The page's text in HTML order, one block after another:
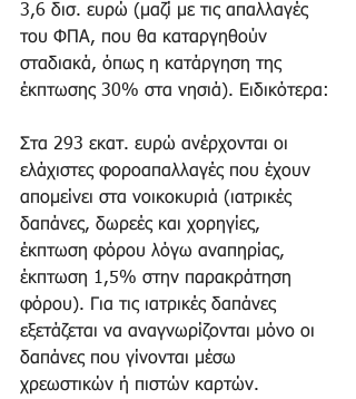
3,6 δισ. ευρώ (μαζί με τις απαλλαγές
του ΦΠΑ, που θα καταργηθούν
σταδιακά, όπως η κατάργηση της
έκπτωσης 30% στα νησιά). Ειδικότερα:
Στα 293 εκατ. ευρώ ανέρχονται οι
ελάχιστες φοροαπαλλαγές που έχουν
απομείνει στα νοικοκυριά (ιατρικές
δαπάνες, δωρεές και χορηγίες,
έκπτωση φόρου λόγω αναπηρίας,
έκπτωση 1,5% στην παρακράτηση
φόρου). Για τις ιατρικές δαπάνες
εξετάζεται να αναγνωρίζονται μόνο οι
δαπάνες που γίνονται μέσω
χρεωστικών ή πιστών καρτών.